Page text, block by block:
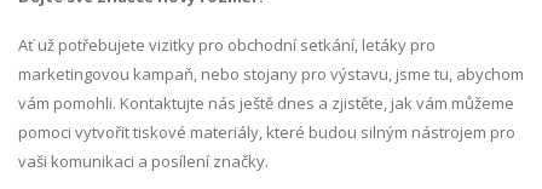
Ať už potřebujete vizitky pro obchodní setkání, letáky pro
marketingovou kampaň, nebo stojany pro výstavu, jsme tu, abychom
vám pomohli. Kontaktujte nás ještě dnes a zjistěte, jak vám můžeme
pomoci vytvořit tiskové materiály, které budou silným nástrojem pro
vaši komunikaci a posílení značky.